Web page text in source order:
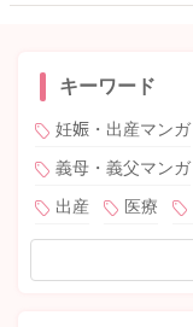
キーワード
妊娠・出産マンガ
義母・義父マンガ
出産
医療